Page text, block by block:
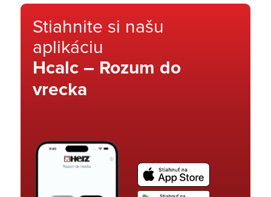
Stiahnite si našu
aplikáciu
Hcalc – Rozum do
vrecka